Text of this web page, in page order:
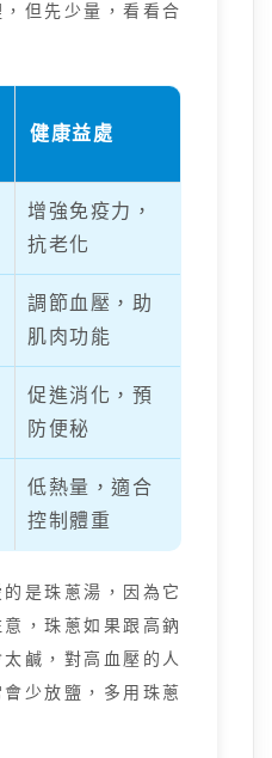
但先少量，看看合
健康益處
增強免疫力，
抗老化
調節血壓，助
肌肉功能
促進消化，預
防便秘
低熱量，適合
控制體重
是珠蔥湯，因為它
，珠蔥如果跟高鈉
鹹，對高血壓的人
少放鹽，多用珠蔥